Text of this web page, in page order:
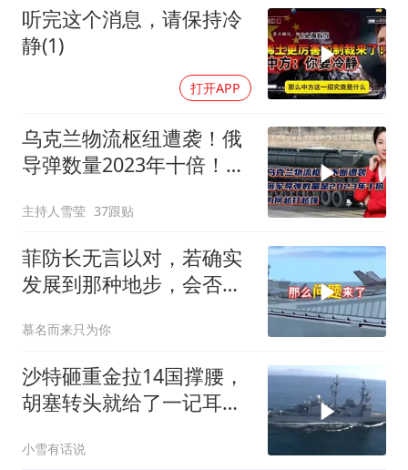
听完这个消息，请保持冷
静(1)
打开APP
乌克兰物流枢纽遭袭！俄
导弹数量2023年十倍！为
主持人雪莹 37跟贴
菲防长无言以对，若确实
发展到那种地步，会否上
慕名而来只为你
沙特砸重金拉14国撑腰，
胡塞转头就给了一记耳
了？
小雪有话说